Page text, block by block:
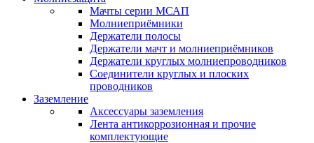
Мачты серии МСАП
Молниеприёмники
Держатели полосы
Держатели мачт и молниеприёмников
Держатели круглых молниепроводников
Cоединители круглых и плоских
проводников
Заземление
Аксессуары заземления
Лента антикоррозионная и прочие
комплектующие